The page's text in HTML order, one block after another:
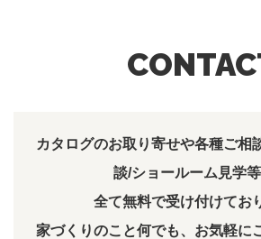
カタログのお取り寄せや各種ご相
談/ショールーム見学
全て無料で受け付けてお
家づくりのこと何でも、お気軽に